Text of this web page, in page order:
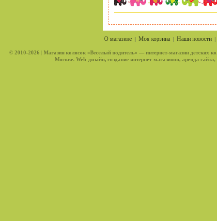
О магазине| Моя корзина| Наши новости
© 2010-2026 | Магазин колясок «Веселый водитель» — интернет-магазин детских
Москве. Web-дизайн, создание интернет-магазинов, аренда